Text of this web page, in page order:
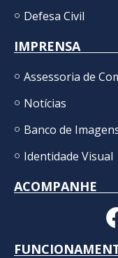
Defesa Civil
IMPRENSA
Assessoria de
Notícias
Banco de
Identidade Visual
ACOMPANHE